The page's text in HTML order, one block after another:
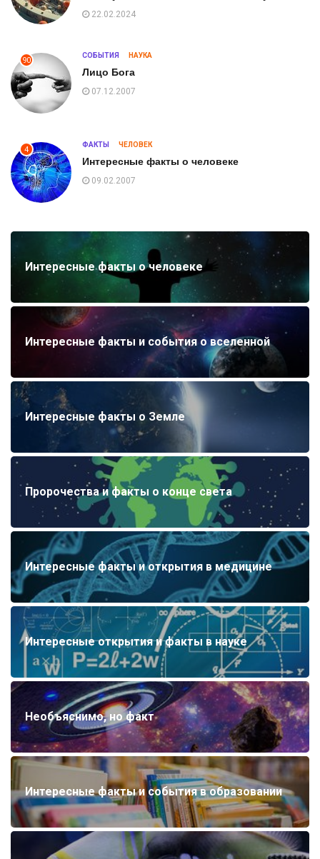
22.02.2024
90
СОБЫТИЯ НАУКА
Лицо Бога
07.12.2007
4
ФАКТЫ ЧЕЛОВЕК
Интересные факты о человеке
09.02.2007
Интересные факты о человеке
Интересные факты и события о вселенной
Интересные факты о Земле
Пророчества и факты о конце света
Интересные факты и открытия в медицине
Интересные открытия и факты в науке
Необъяснимо, но факт
Интересные факты и события в образовании